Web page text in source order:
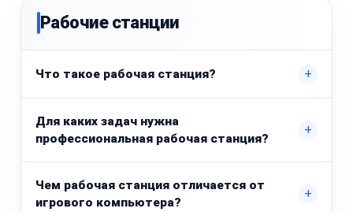
Рабочие станции
Что такое рабочая станция? +
Для каких задач нужна
профессиональная рабочая станция?
+
Чем рабочая станция отличается от
игрового компьютера?
+